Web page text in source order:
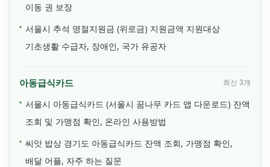
이동 권 보장
서울시 추석 명절지원금 (위로금) 지원금액 지원대상
기초생활 수급자, 장애인, 국가 유공자
아동급식카드 최신 3개
서울시 아동급식카드 (서울시 꿈나무 카드 앱 다운로드) 잔액
조회 및 가맹점 확인, 온라인 사용방법
씨앗 밥상 경기도 아동급식카드 잔액 조회, 가맹점 확인,
배달 어플, 자주 하는 질문